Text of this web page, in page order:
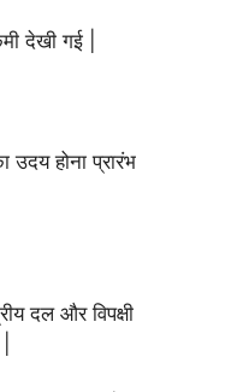
देखी गई |
उदय होना प्रारंभ
दल और विपक्षी